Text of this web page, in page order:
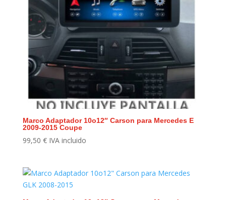
Marco Adaptador 10o12″ Carson para Mercedes E
2009-2015 Coupe
99,50 € IVA incluido